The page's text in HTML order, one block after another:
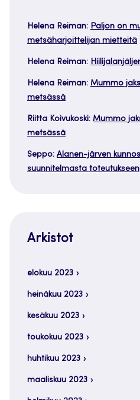
Helena Reiman: Paljon on
metsäharjoittelijan mietteitä
Helena Reiman:
Helena Reiman: Mummo
metsässä
Riitta Koivukoski: Mummo
metsässä
Seppo: Alanen-järven
suunnitelmasta toteutukseen
Arkistot
elokuu 2023
heinäkuu 2023
kesäkuu 2023
toukokuu 2023
huhtikuu 2023
maaliskuu 2023